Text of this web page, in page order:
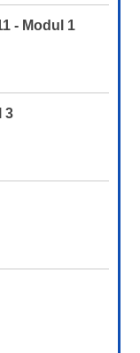
- Modul 1
3